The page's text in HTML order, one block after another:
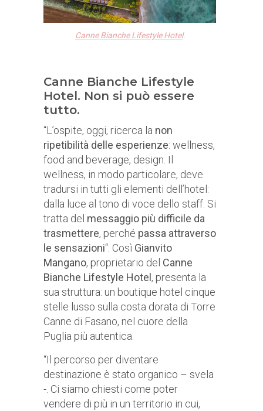
Canne Bianche Lifestyle Hotel.
Canne Bianche Lifestyle
Hotel. Non si può essere
tutto.
“L’ospite, oggi, ricerca la non
ripetibilità delle esperienze: wellness,
food and beverage, design. Il
wellness, in modo particolare, deve
tradursi in tutti gli elementi dell’hotel:
dalla luce al tono di voce dello staff. Si
tratta del messaggio più difficile da
trasmettere, perché passa attraverso
le sensazioni“. Così Gianvito
Mangano, proprietario del Canne
Bianche Lifestyle Hotel , presenta la
sua struttura: un boutique hotel cinque
stelle lusso sulla costa dorata di Torre
Canne di Fasano, nel cuore della
Puglia più autentica.
“Il percorso per diventare
destinazione è stato organico – svela
-. Ci siamo chiesti come poter
vendere di più in un territorio in cui,